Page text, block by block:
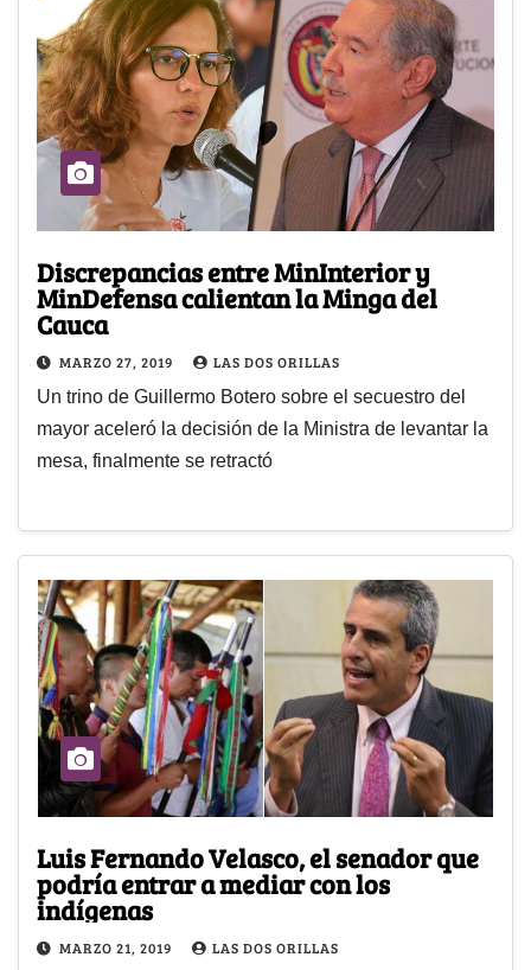
Discrepancias entre MinInterior y
MinDefensa calientan la Minga del
Cauca
MARZO 27, 2019 LAS DOS ORILLAS
Un trino de Guillermo Botero sobre el secuestro del
mayor aceleró la decisión de la Ministra de levantar la
mesa, finalmente se retractó
Luis Fernando Velasco, el senador que
podría entrar a mediar con los
indígenas
MARZO 21, 2019 LAS DOS ORILLAS